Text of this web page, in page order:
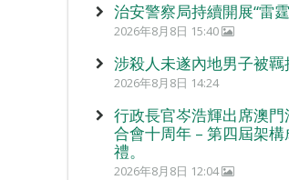
治安警察局持續開展“雷
2026年8月8日 15:40
涉殺人未遂內地男子被羈
2026年8月8日 14:24
行政長官岑浩輝出席澳
合會十周年 – 第四屆架
禮。
2026年8月8日 12:04